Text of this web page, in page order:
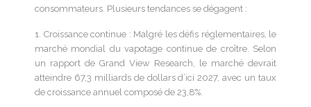
consommateurs. Plusieurs tendances se dégagent :
1. Croissance continue : Malgré les défis réglementaires, le
marché mondial du vapotage continue de croître. Selon
un rapport de Grand View Research, le marché devrait
atteindre 67,3 milliards de dollars d’ici 2027, avec un taux
de croissance annuel composé de 23,8%.